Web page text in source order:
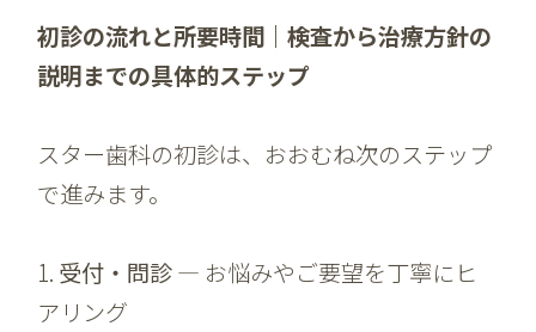
初診の流れと所要時間｜検査から治療方針の
説明までの具体的ステップ
スター歯科の初診は、おおむね次のステップ
で進みます。
1. 受付・問診— お悩みやご要望を丁寧にヒ
アリング